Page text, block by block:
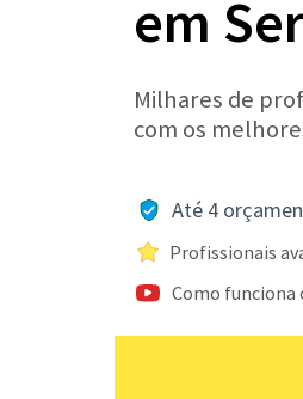
em
Milhares de
com os
Até 4
Profissionais
Como funciona